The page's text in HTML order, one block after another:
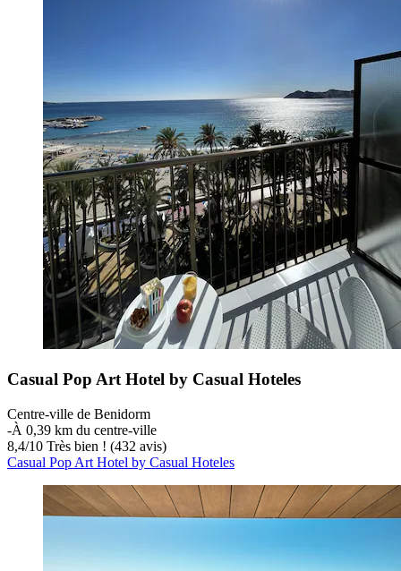
Casual Pop Art Hotel by Casual Hoteles
Centre-ville de Benidorm
‐À 0,39 km du centre-ville
8,4/10 Très bien ! (432 avis)
Casual Pop Art Hotel by Casual Hoteles